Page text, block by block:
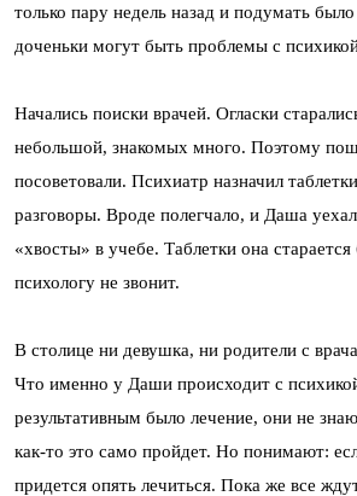
только пару недель назад и подумать
доченьки могут быть проблемы с
Начались поиски врачей. Огласки
небольшой, знакомых много. Поэтому
посоветовали. Психиатр назначил
разговоры. Вроде полегчало, и Даша
«хвосты» в учебе. Таблетки она
психологу не звонит.
В столице ни девушка, ни родители с
Что именно у Даши происходит с
результативным было лечение, они не
как-то это само пройдет. Но понимают:
придется опять лечиться. Пока же все